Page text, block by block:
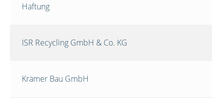
Haftung
ISR Recycling GmbH & Co. KG
Krämer Bau GmbH